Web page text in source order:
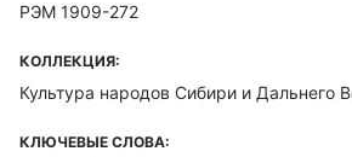
РЭМ 1909-272
КОЛЛЕКЦИЯ:
Культура народов Сибири и Дальнего
КЛЮЧЕВЫЕ СЛОВА: